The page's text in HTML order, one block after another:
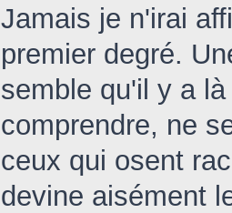
Jamais je n'irai
premier degré.
semble qu'il y a
comprendre, ne
ceux qui osent
devine aisément